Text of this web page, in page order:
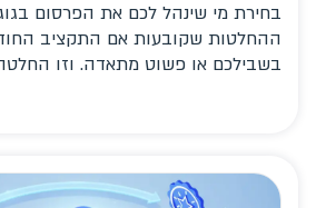
בחירת מי שינהל לכם את הפרסום
ההחלטות שקובעות אם התקציב
בשבילכם או פשוט מתאדה. וזו